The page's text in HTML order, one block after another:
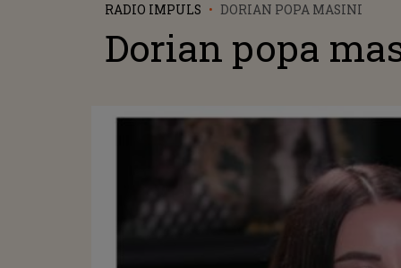
RADIO IMPULS DORIAN POPA MASINI
Dorian popa